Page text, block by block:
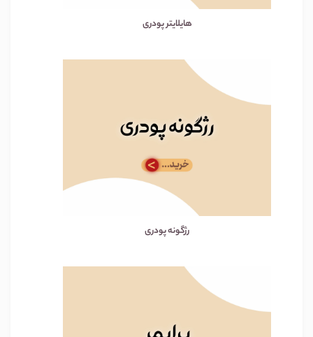
هایلایتر پودری
رژگونه پودری